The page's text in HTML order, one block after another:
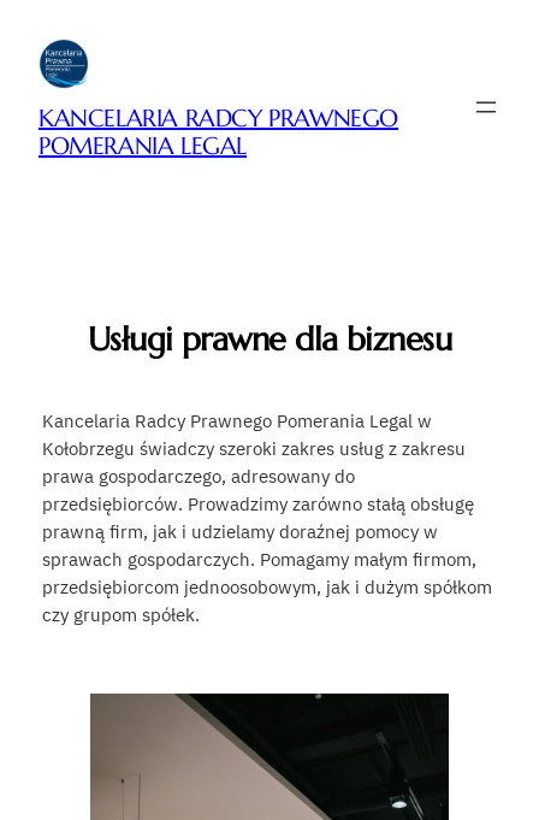
treści
KANCELARIA RADCY PRAWNEGO
POMERANIA LEGAL
Usługi prawne dla biznesu
Kancelaria Radcy Prawnego Pomerania Legal w
Kołobrzegu świadczy szeroki zakres usług z zakresu
prawa gospodarczego, adresowany do
przedsiębiorców. Prowadzimy zarówno stałą obsługę
prawną firm, jak i udzielamy doraźnej pomocy w
sprawach gospodarczych. Pomagamy małym firmom,
przedsiębiorcom jednoosobowym, jak i dużym spółkom
czy grupom spółek.